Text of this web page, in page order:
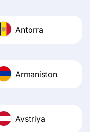
Recommend it!
Antorra
Armaniston
Avstriya